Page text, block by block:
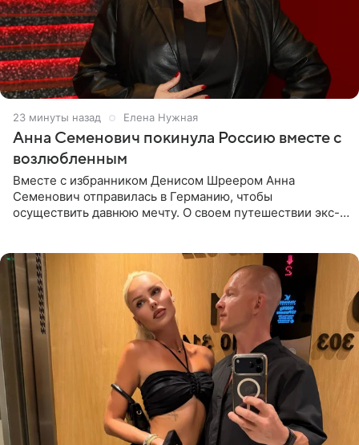
24 минуты назад Елена Нужная
Анна Семенович покинула Россию вместе с
возлюбленным
Вместе с избранником Денисом Шреером Анна
Семенович отправилась в Германию, чтобы
осуществить давнюю мечту. О своем путешествии экс-